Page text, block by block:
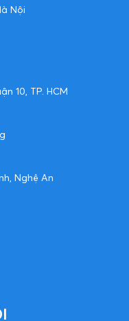
Nội
10, TP. HCM
Nghệ An